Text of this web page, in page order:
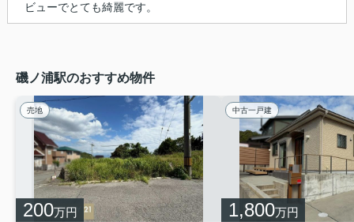
ビューでとても綺麗です。
磯ノ浦駅のおすすめ物件
売地
200万円
中古一戸建
1,800万円